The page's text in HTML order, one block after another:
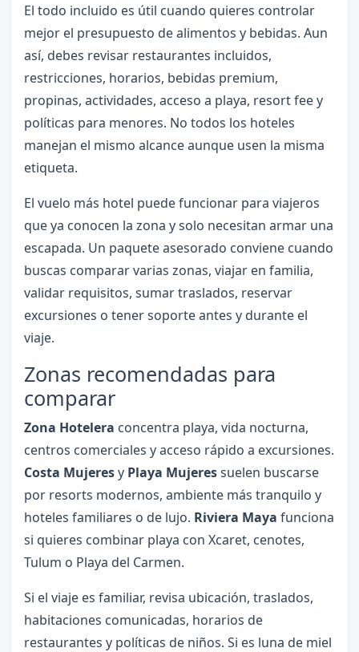
El todo incluido es útil cuando quieres controlar
mejor el presupuesto de alimentos y bebidas. Aun
así, debes revisar restaurantes incluidos,
restricciones, horarios, bebidas premium,
propinas, actividades, acceso a playa, resort fee y
políticas para menores. No todos los hoteles
manejan el mismo alcance aunque usen la misma
etiqueta.
El vuelo más hotel puede funcionar para viajeros
que ya conocen la zona y solo necesitan armar una
escapada. Un paquete asesorado conviene cuando
buscas comparar varias zonas, viajar en familia,
validar requisitos, sumar traslados, reservar
excursiones o tener soporte antes y durante el
viaje.
Zonas recomendadas para
comparar
Zona Hotelera concentra playa, vida nocturna,
centros comerciales y acceso rápido a excursiones.
Costa Mujeresy Playa Mujeressuelen buscarse
por resorts modernos, ambiente más tranquilo y
hoteles familiares o de lujo. Riviera Maya funciona
si quieres combinar playa con Xcaret, cenotes,
Tulum o Playa del Carmen.
Si el viaje es familiar, revisa ubicación, traslados,
habitaciones comunicadas, horarios de
restaurantes y políticas de niños. Si es luna de miel